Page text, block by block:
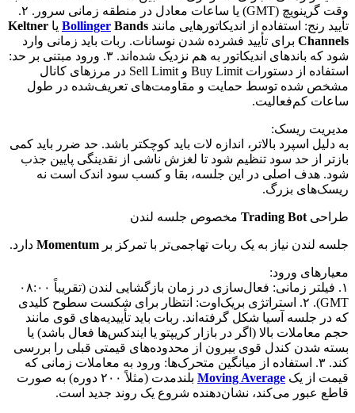
وقت گرینویچ (GMT) یا ساعات معادل در منطقه زمانی سرور. ۲.
تأیید رنج: استفاده از اندیکاتورهایی مانند
Bollinger Bands یا Keltner
Channels برای تأیید فشرده شدن نوسانات. ربات باید زمانی وارد
شود که باندهای اندیکاتور به هم نزدیک شده‌اند. ۳. ورود مبتنی بر حد:
استفاده از دستورات Buy Limit و Sell Limit در مرزهای کانال
مشخص شده توسط حمایت و مقاومت‌های تعریف‌شده در طول
ساعات کم‌فعالیت.
مدیریت ریسک:
به دلیل اسپرد بالاتر، اندازه لات باید کوچکتر باشد. حد ضرر باید کمی
بازتر از حد سود تنظیم شود تا لغزش ناشی از نقدینگی پایین جذب
شود. هدف اصلی در این جلسه، بقا و کسب سود اندک است نه
ریسک‌های بزرگ.
طراحی Trading Bot مخصوص جلسه لندن
جلسه لندن نیاز به یک ربات تهاجمی‌تر با تمرکز بر Momentum دارد.
معیارهای ورود:
۱. فیلتر زمانی: فعال‌سازی در زمان بازگشایی لندن (تقریباً ۰۸:۰۰
GMT). ۲. استراتژی بریک‌اوت: انتظار برای شکست سطوح کلیدی
که در جلسه آسیا شکل گرفته‌اند. ربات باید تأییدیه‌های قوی مانند
حجم معاملات بالا (اگر در بازار کریپتو یا ایندکس‌ها فعال باشد) یا
بسته شدن کندل قوی بیرون از محدوده‌های قیمتی قبلی را بررسی
کند. ۳. استفاده از میانگین متحرک‌ها: ورود به معاملات زمانی که
قیمت از یک Moving Average
بلندمدت (مثلاً ۲۰۰ دوره) به صورت
قاطع عبور می‌کند، نشان‌دهنده شروع یک روند جدید است.